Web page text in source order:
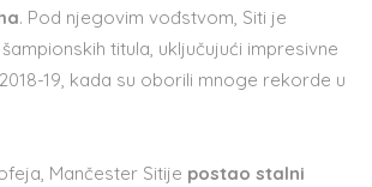
. Pod njegovim vođstvom, Siti je
titula, uključujući impresivne
19, kada su oborili mnoge rekorde u
Mančester Sitije postao stalni